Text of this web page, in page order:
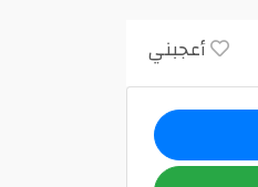
أعجبني